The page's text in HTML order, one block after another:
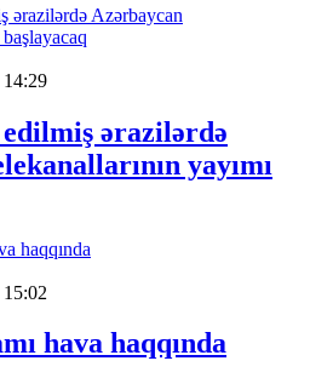
ərazilərdə
yayımı
hava haqqında